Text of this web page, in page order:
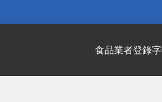
食品業者登錄